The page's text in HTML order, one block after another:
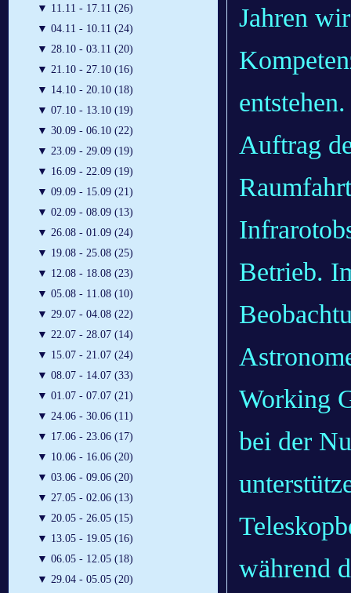
▼ 11.11 - 17.11 (26)
▼ 04.11 - 10.11 (24)
▼ 28.10 - 03.11 (20)
▼ 21.10 - 27.10 (16)
▼ 14.10 - 20.10 (18)
▼ 07.10 - 13.10 (19)
▼ 30.09 - 06.10 (22)
▼ 23.09 - 29.09 (19)
▼ 16.09 - 22.09 (19)
▼ 09.09 - 15.09 (21)
▼ 02.09 - 08.09 (13)
▼ 26.08 - 01.09 (24)
▼ 19.08 - 25.08 (25)
▼ 12.08 - 18.08 (23)
▼ 05.08 - 11.08 (10)
▼ 29.07 - 04.08 (22)
▼ 22.07 - 28.07 (14)
▼ 15.07 - 21.07 (24)
▼ 08.07 - 14.07 (33)
▼ 01.07 - 07.07 (21)
▼ 24.06 - 30.06 (11)
▼ 17.06 - 23.06 (17)
▼ 10.06 - 16.06 (20)
▼ 03.06 - 09.06 (20)
▼ 27.05 - 02.06 (13)
▼ 20.05 - 26.05 (15)
▼ 13.05 - 19.05 (16)
▼ 06.05 - 12.05 (18)
▼ 29.04 - 05.05 (20)
Jahren
Auftrag
Betrieb.
Working
bei der
während